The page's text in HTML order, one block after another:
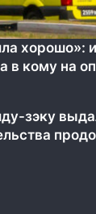
хорошо»:
в кому на
зэку